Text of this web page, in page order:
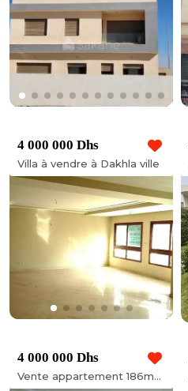
4 000 000 Dhs
Villa à vendre à Dakhla ville
4 000 000 Dhs
Vente appartement 186m² avec terrasse Palmier